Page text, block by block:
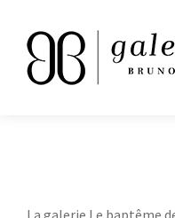
La galerie Le baptême